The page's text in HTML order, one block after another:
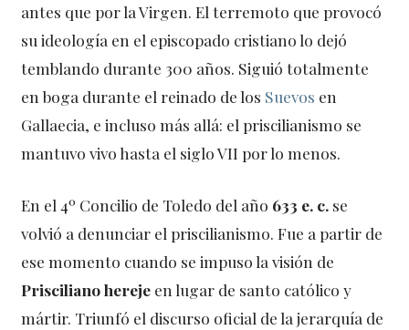
antes que por la Virgen. El terremoto que provocó
su ideología en el episcopado cristiano lo dejó
temblando durante 300 años. Siguió totalmente
en boga durante el reinado de los Suevos en
Gallaecia, e incluso más allá: el priscilianismo se
mantuvo vivo hasta el siglo VII por lo menos.
En el 4º Concilio de Toledo del año 633 e. c. se
volvió a denunciar el priscilianismo. Fue a partir de
ese momento cuando se impuso la visión de
Prisciliano hereje en lugar de santo católico y
mártir. Triunfó el discurso oficial de la jerarquía de